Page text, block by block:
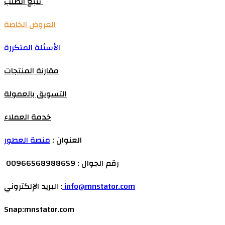
العروض الخاصة
الأسئلة المتكررة
مقارنة المنتجات
التسويق بالعمولة
خدمة العملاء
العنوان :منصة العطور
رقم الجوال : 00966568988659
البريد الإلكتروني :info@mnstator.com
Snap:mnstator.com